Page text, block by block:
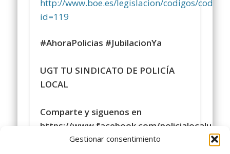
Gestionar consentimiento
http://www.boe.es/legislacion/codigos/
id=119
#AhoraPolicias #JubilacionYa
UGT TU SINDICATO DE POLICÍA
LOCAL
Comparte y siguenos en
https://www.facebook.com/policialocalugt/